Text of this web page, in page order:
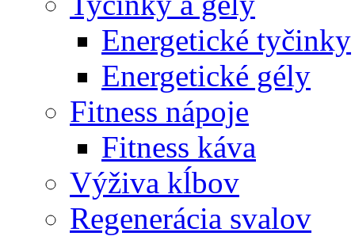
Energetické tyčinky
Energetické gély
Fitness nápoje
Fitness káva
Výživa kĺbov
Regenerácia svalov